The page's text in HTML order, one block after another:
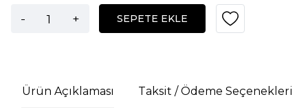
- + SEPETE EKLE
Ürün Açıklaması Taksit / Ödeme Seçenekleri